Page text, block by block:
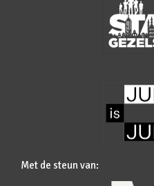
Met de steun van: